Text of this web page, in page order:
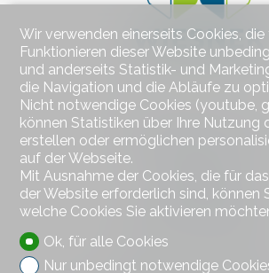
Kontaktieren Sie
Wiesner Immobilien
4313 Möhlin
Tel.+41 79 578 66 66
Mob. +41 79 578 66 66
Wir verwenden einerseits Cookies, die
Funktionieren dieser Website
und anderseits Statistik- und
die Navigation und die Abläufe zu
Nicht notwendige Cookies (youtube,
können Statistiken über Ihre Nutzung
erstellen oder ermöglichen
auf der Webseite.
Mit Ausnahme der Cookies, die für
der Website erforderlich sind, können
welche Cookies Sie aktivieren
Ok, für alle Cookies
Nur unbedingt notwendige